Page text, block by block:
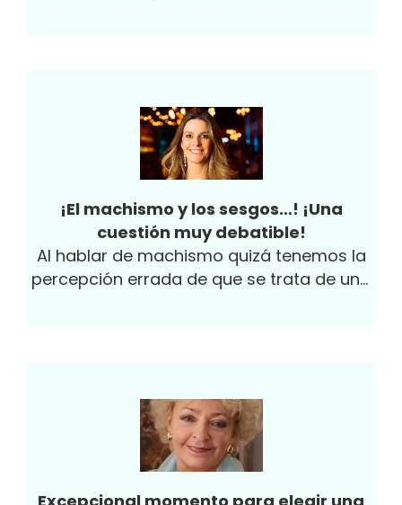
¡El machismo y los sesgos…! ¡Una
cuestión muy debatible!
Al hablar de machismo quizá tenemos la
percepción errada de que se trata de una
las brechas de igualdad entre hombres y
mujeres.